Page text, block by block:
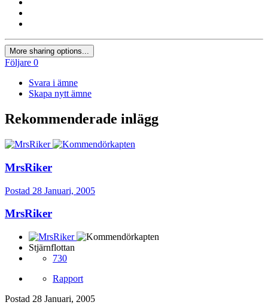
More sharing options...
Följare 0
Svara i ämne
Skapa nytt ämne
Rekommenderade inlägg
MrsRiker
Postad 28 Januari, 2005
MrsRiker
Stjärnflottan
730
Rapport
Postad 28 Januari, 2005